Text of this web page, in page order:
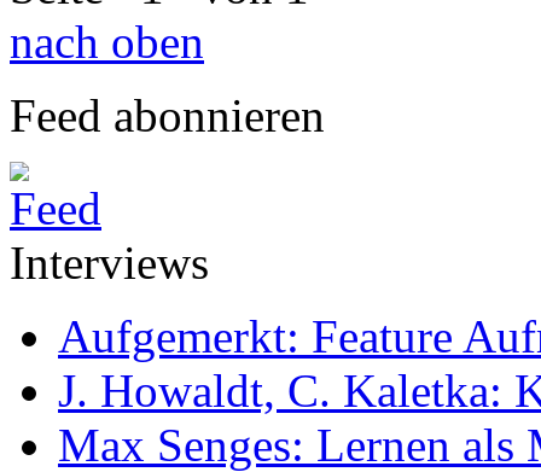
nach oben
Feed abonnieren
Interviews
Aufgemerkt: Feature
J. Howaldt, C. Kaletka:
Max Senges: Lernen als